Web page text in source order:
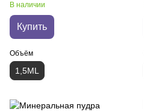
В наличии
Купить
Объём
1,5ML